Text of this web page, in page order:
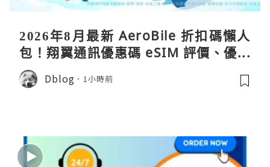
2026年8月最新 AeroBile 折扣碼懶人
包！翔翼通訊優惠碼 eSIM 評價、優缺
點、蝴蝶wifi機教學完整整理
Dblog 1小時前